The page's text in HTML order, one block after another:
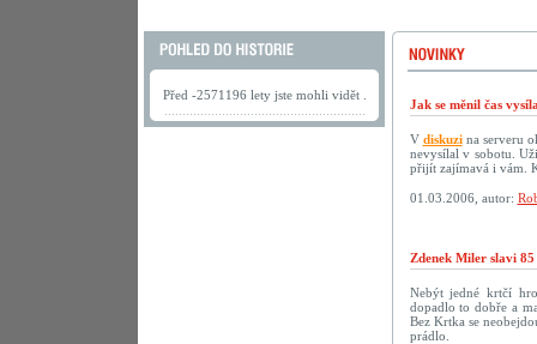
Před -2571196 lety jste mohli vidět .
Jak se měnil čas
V diskuzina serveru
nevysílal v sobotu.
přijít zajímavá i vám.
01.03.2006, autor:
Zdenek Miler slavi
Nebýt jedné krtčí
dopadlo to dobře a
Bez Krtka se
prádlo.